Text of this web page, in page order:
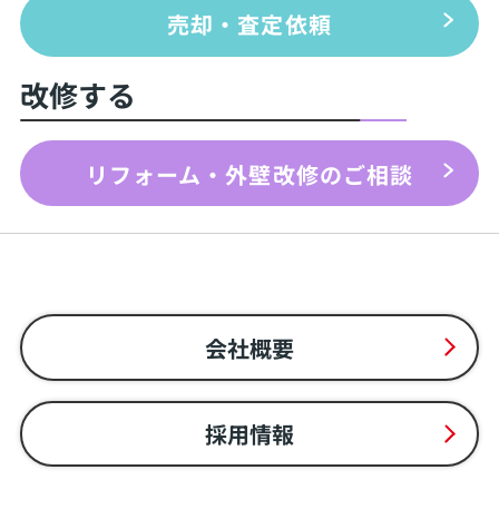
売却・査定依頼
改修する
リフォーム・外壁改修のご相談
会社概要
採用情報